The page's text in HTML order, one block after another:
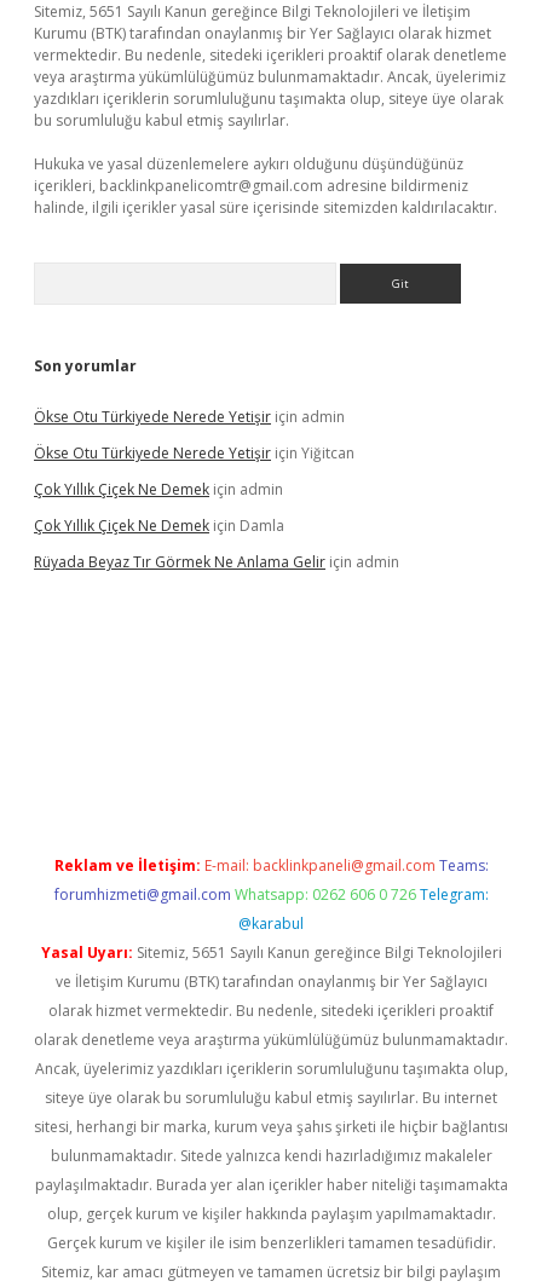
Sitemiz, 5651 Sayılı Kanun gereğince Bilgi Teknolojileri ve İletişim
Kurumu (BTK) tarafından onaylanmış bir Yer Sağlayıcı olarak hizmet
vermektedir. Bu nedenle, sitedeki içerikleri proaktif olarak denetleme
veya araştırma yükümlülüğümüz bulunmamaktadır. Ancak, üyelerimiz
yazdıkları içeriklerin sorumluluğunu taşımakta olup, siteye üye olarak
bu sorumluluğu kabul etmiş sayılırlar.
Hukuka ve yasal düzenlemelere aykırı olduğunu düşündüğünüz
içerikleri, backlinkpanelicomtr@gmail.com adresine bildirmeniz
halinde, ilgili içerikler yasal süre içerisinde sitemizden kaldırılacaktır.
Son yorumlar
Ökse Otu Türkiyede Nerede Yetişir için admin
Ökse Otu Türkiyede Nerede Yetişir için Yiğitcan
Çok Yıllık Çiçek Ne Demek için admin
Çok Yıllık Çiçek Ne Demek için Damla
Rüyada Beyaz Tır Görmek Ne Anlama Gelir için admin
Reklam ve İletişim: E-mail: backlinkpaneli@gmail.com Teams:
forumhizmeti@gmail.com Whatsapp: 0262 606 0 726 Telegram:
@karabul
Yasal Uyarı: Sitemiz, 5651 Sayılı Kanun gereğince Bilgi Teknolojileri
ve İletişim Kurumu (BTK) tarafından onaylanmış bir Yer Sağlayıcı
olarak hizmet vermektedir. Bu nedenle, sitedeki içerikleri proaktif
olarak denetleme veya araştırma yükümlülüğümüz bulunmamaktadır.
Ancak, üyelerimiz yazdıkları içeriklerin sorumluluğunu taşımakta olup,
siteye üye olarak bu sorumluluğu kabul etmiş sayılırlar. Bu internet
sitesi, herhangi bir marka, kurum veya şahıs şirketi ile hiçbir bağlantısı
bulunmamaktadır. Sitede yalnızca kendi hazırladığımız makaleler
paylaşılmaktadır. Burada yer alan içerikler haber niteliği taşımamakta
olup, gerçek kurum ve kişiler hakkında paylaşım yapılmamaktadır.
Gerçek kurum ve kişiler ile isim benzerlikleri tamamen tesadüfidir.
Sitemiz, kar amacı gütmeyen ve tamamen ücretsiz bir bilgi paylaşım